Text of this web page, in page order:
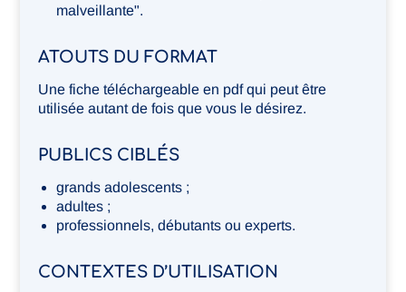
malveillante".
ATOUTS DU FORMAT
Une fiche téléchargeable en pdf qui peut être
utilisée autant de fois que vous le désirez.
PUBLICS CIBLÉS
grands adolescents ;
adultes ;
professionnels, débutants ou experts.
CONTEXTES D’UTILISATION